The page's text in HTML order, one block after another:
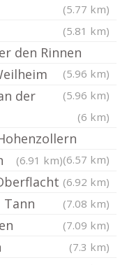
(5.77 km)
(5.81 km)
den Rinnen
(5.96 km)
(5.96 km)
der
(6 km)
(6.57 km)
(6.91 km)
(6.92 km)
Tann (7.08 km)
(7.09 km)
(7.3 km)